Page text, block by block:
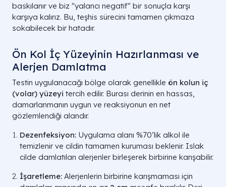
baskılanır ve biz "yalancı negatif" bir sonuçla karşı
karşıya kalırız. Bu, teşhis sürecini tamamen çıkmaza
sokabilecek bir hatadır.
Ön Kol İç Yüzeyinin Hazırlanması ve
Alerjen Damlatma
Testin uygulanacağı bölge olarak genellikle ön kolun iç
(volar) yüzeyi tercih edilir. Burası derinin en hassas,
damarlanmanın uygun ve reaksiyonun en net
gözlemlendiği alandır.
Dezenfeksiyon: Uygulama alanı %70’lik alkol ile
temizlenir ve cildin tamamen kuruması beklenir. Islak
cilde damlatılan alerjenler birleşerek birbirine karışabilir.
İşaretleme: Alerjenlerin birbirine karışmaması için